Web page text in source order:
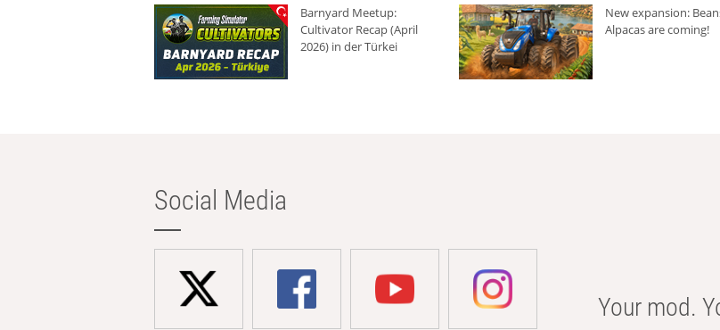
Barnyard Meetup:
Cultivator Recap (April
2026) in der Türkei
New expansion:
Alpacas are coming!
Social Media
Your mod.